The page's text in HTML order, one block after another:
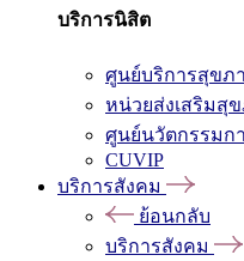
บริการนิสิต
ศูนย์บริการสุขภ
หน่วยส่งเสริมสุ
ศูนย์นวัตกรรมกา
CUVIP
บริการสังคม
ย้อนกลับ
บริการสังคม